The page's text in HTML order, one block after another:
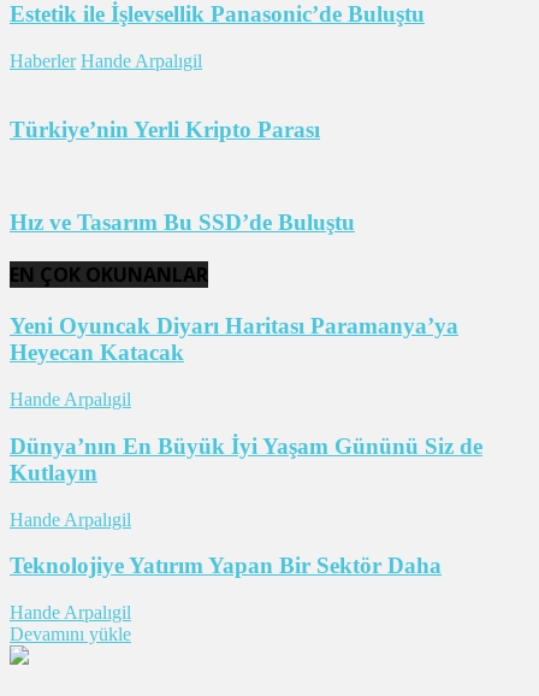
Estetik ile İşlevsellik Panasonic’de Buluştu
Haberler Hande Arpalıgil
Türkiye’nin Yerli Kripto Parası
Hız ve Tasarım Bu SSD’de Buluştu
EN ÇOK OKUNANLAR
Yeni Oyuncak Diyarı Haritası Paramanya’ya
Heyecan Katacak
Hande Arpalıgil
Dünya’nın En Büyük İyi Yaşam Gününü Siz de
Kutlayın
Hande Arpalıgil
Teknolojiye Yatırım Yapan Bir Sektör Daha
Hande Arpalıgil
Devamını yükle